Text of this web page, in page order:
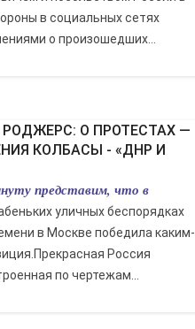
в социальных сетях
о произошедших...
КОЛБАСЫ - «ДНР И
представим, что в
уличных беспорядках
в Москве победила каким-
Россия
по чертежам...